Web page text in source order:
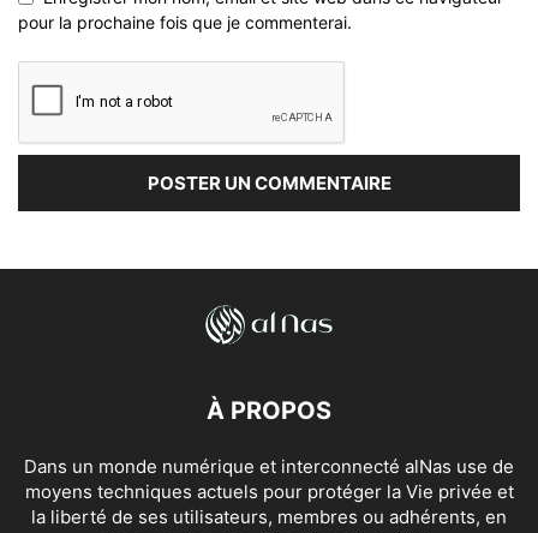
pour la prochaine fois que je commenterai.
À PROPOS
Dans un monde numérique et interconnecté alNas use de
moyens techniques actuels pour protéger la Vie privée et
la liberté de ses utilisateurs, membres ou adhérents, en